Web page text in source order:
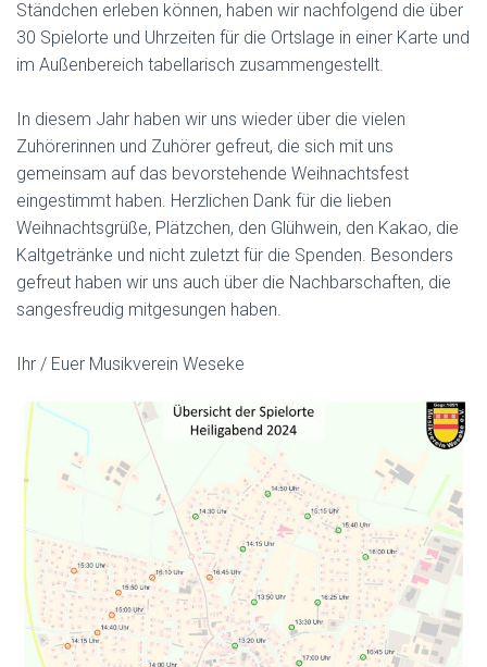
Ständchen erleben können, haben wir nachfolgend die über
30 Spielorte und Uhrzeiten für die Ortslage in einer Karte und
im Außenbereich tabellarisch zusammengestellt.
In diesem Jahr haben wir uns wieder über die vielen
Zuhörerinnen und Zuhörer gefreut, die sich mit uns
gemeinsam auf das bevorstehende Weihnachtsfest
eingestimmt haben. Herzlichen Dank für die lieben
Weihnachtsgrüße, Plätzchen, den Glühwein, den Kakao, die
Kaltgetränke und nicht zuletzt für die Spenden. Besonders
gefreut haben wir uns auch über die Nachbarschaften, die
sangesfreudig mitgesungen haben.
Ihr / Euer Musikverein Weseke